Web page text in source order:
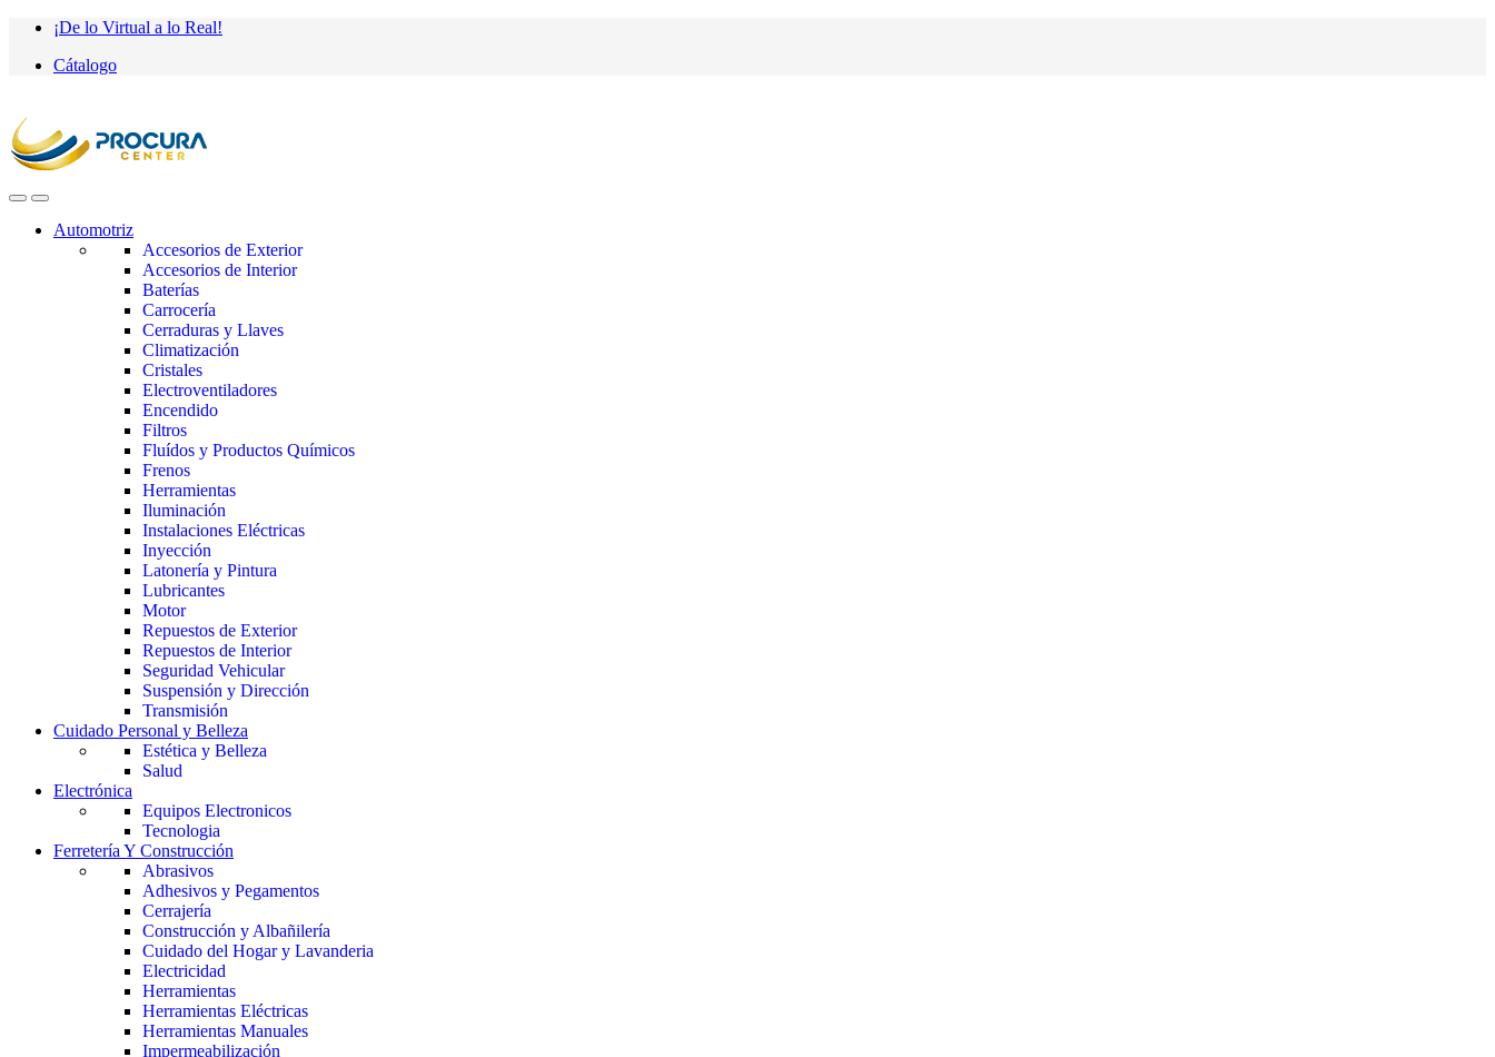
Saltar
navegación
saltar
contenido
¡De lo Virtual a lo Real!
Cátalogo
Automotriz
Accesorios de Exterior
Accesorios de Interior
Baterías
Carrocería
Cerraduras y Llaves
Climatización
Cristales
Electroventiladores
Encendido
Filtros
Fluídos y Productos Químicos
Frenos
Herramientas
Iluminación
Instalaciones Eléctricas
Inyección
Latonería y Pintura
Lubricantes
Motor
Repuestos de Exterior
Repuestos de Interior
Seguridad Vehicular
Suspensión y Dirección
Transmisión
Cuidado Personal y Belleza
Estética y Belleza
Salud
Electrónica
Equipos Electronicos
Tecnologia
Ferretería Y Construcción
Abrasivos
Adhesivos y Pegamentos
Cerrajería
Construcción y Albañilería
Cuidado del Hogar y Lavanderia
Electricidad
Herramientas
Herramientas Eléctricas
Herramientas Manuales
Impermeabilización